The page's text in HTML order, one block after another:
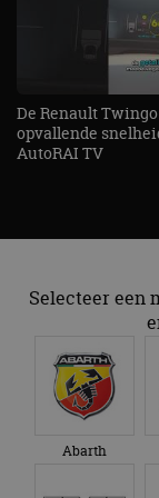
De Renault
opvallende
AutoRAI TV
Selecteer een
Abarth
website
strikt
Naam